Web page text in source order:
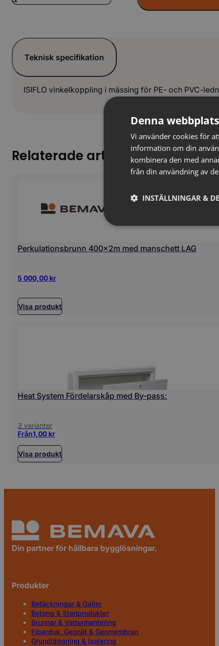
Vinkel
mängd
Teknisk specifikation
ISIFLO vinkelkoppling i mässing för PE- och PVC-
Relaterade artiklar
Perkulationsbrunn 400x2m med manschett LAG
5 000,00 kr
Visa produkt
Heat System Fördelarskåp med By-pass:
3 varianter
Från1,00 kr
Visa produkt
Din partner för hållbara bygglösningar.
Produkter
Betäckningar & Galler
Betong & Stenprodukter
Brunnar & Vattenhantering
Fiberduk, Geonät & Geomembran
Grundläggning & Isolering
Denna
Vi använder cookies för
information om din
kombinera den med
från din användning av
INSTÄLLNINGAR &